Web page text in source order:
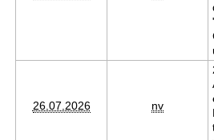
26.07.2026 nv